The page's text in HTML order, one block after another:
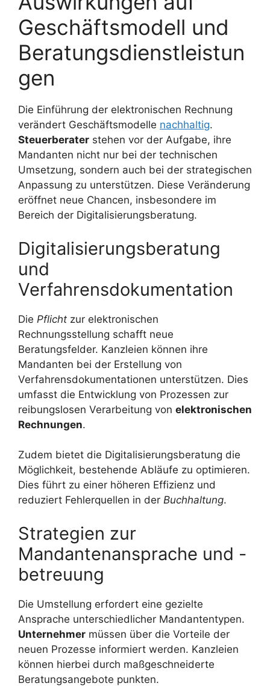
Geschäftsmodell und
Beratungsdienstleistun
gen
Die Einführung der elektronischen Rechnung
verändert Geschäftsmodelle nachhaltig.
Steuerberater stehen vor der Aufgabe, ihre
Mandanten nicht nur bei der technischen
Umsetzung, sondern auch bei der strategischen
Anpassung zu unterstützen. Diese Veränderung
eröffnet neue Chancen, insbesondere im
Bereich der Digitalisierungsberatung.
Digitalisierungsberatung
und
Verfahrensdokumentation
Die Pflicht zur elektronischen
Rechnungsstellung schafft neue
Beratungsfelder. Kanzleien können ihre
Mandanten bei der Erstellung von
Verfahrensdokumentationen unterstützen. Dies
umfasst die Entwicklung von Prozessen zur
reibungslosen Verarbeitung von elektronischen
Rechnungen.
Zudem bietet die Digitalisierungsberatung die
Möglichkeit, bestehende Abläufe zu optimieren.
Dies führt zu einer höheren Effizienz und
reduziert Fehlerquellen in der Buchhaltung.
Strategien zur
Mandantenansprache und -
betreuung
Die Umstellung erfordert eine gezielte
Ansprache unterschiedlicher Mandantentypen.
Unternehmer müssen über die Vorteile der
neuen Prozesse informiert werden. Kanzleien
können hierbei durch maßgeschneiderte
Beratungsangebote punkten.